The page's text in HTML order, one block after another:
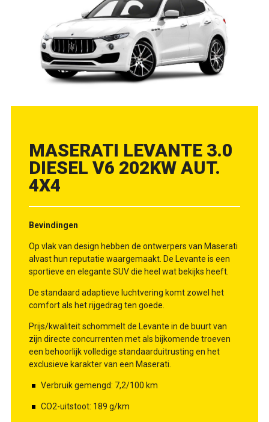
MASERATI LEVANTE 3.0
DIESEL V6 202KW AUT.
4X4
Bevindingen
Op vlak van design hebben de ontwerpers van Maserati
alvast hun reputatie waargemaakt. De Levante is een
sportieve en elegante SUV die heel wat bekijks heeft.
De standaard adaptieve luchtvering komt zowel het
comfort als het rijgedrag ten goede.
Prijs/kwaliteit schommelt de Levante in de buurt van
zijn directe concurrenten met als bijkomende troeven
een behoorlijk volledige standaarduitrusting en het
exclusieve karakter van een Maserati.
Verbruik gemengd: 7,2/100 km
CO2-uitstoot: 189 g/km